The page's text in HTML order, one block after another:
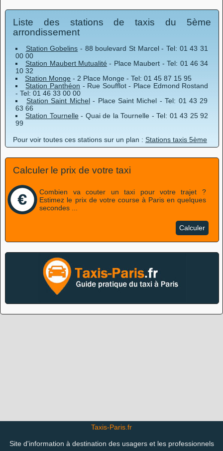
Liste des stations de taxis du 5ème
arrondissement
Station Gobelins - 88 boulevard St Marcel - Tel: 01 43 31
00 00
Station Maubert Mutualité - Place Maubert - Tel: 01 46 34
10 32
Station Monge - 2 Place Monge - Tel: 01 45 87 15 95
Station Panthéon - Rue Soufflot - Place Edmond Rostand
- Tel: 01 46 33 00 00
Station Saint Michel- Place Saint Michel - Tel: 01 43 29
63 66
Station Tournelle- Quai de la Tournelle - Tel: 01 43 25 92
99
Pour voir toutes ces stations sur un plan : Stations taxis 5ème
Calculer le prix de votre taxi
Combien va couter un taxi pour votre trajet ?
Estimez le prix de votre course à Paris en quelques
secondes ...
Calculer
Taxis-Paris.fr
Site d'information à destination des usagers et les professionnels